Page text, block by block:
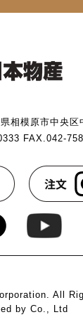
情報の収集
ルアドレス，銀
転免許証番号な
ザーの個人情報
当社の提携先（
することがあり
，利用したサー
覧したページ
用の場合の当該
設定情報なども含
相模原市中央区
FAX.042-
All
by Co., Ltd